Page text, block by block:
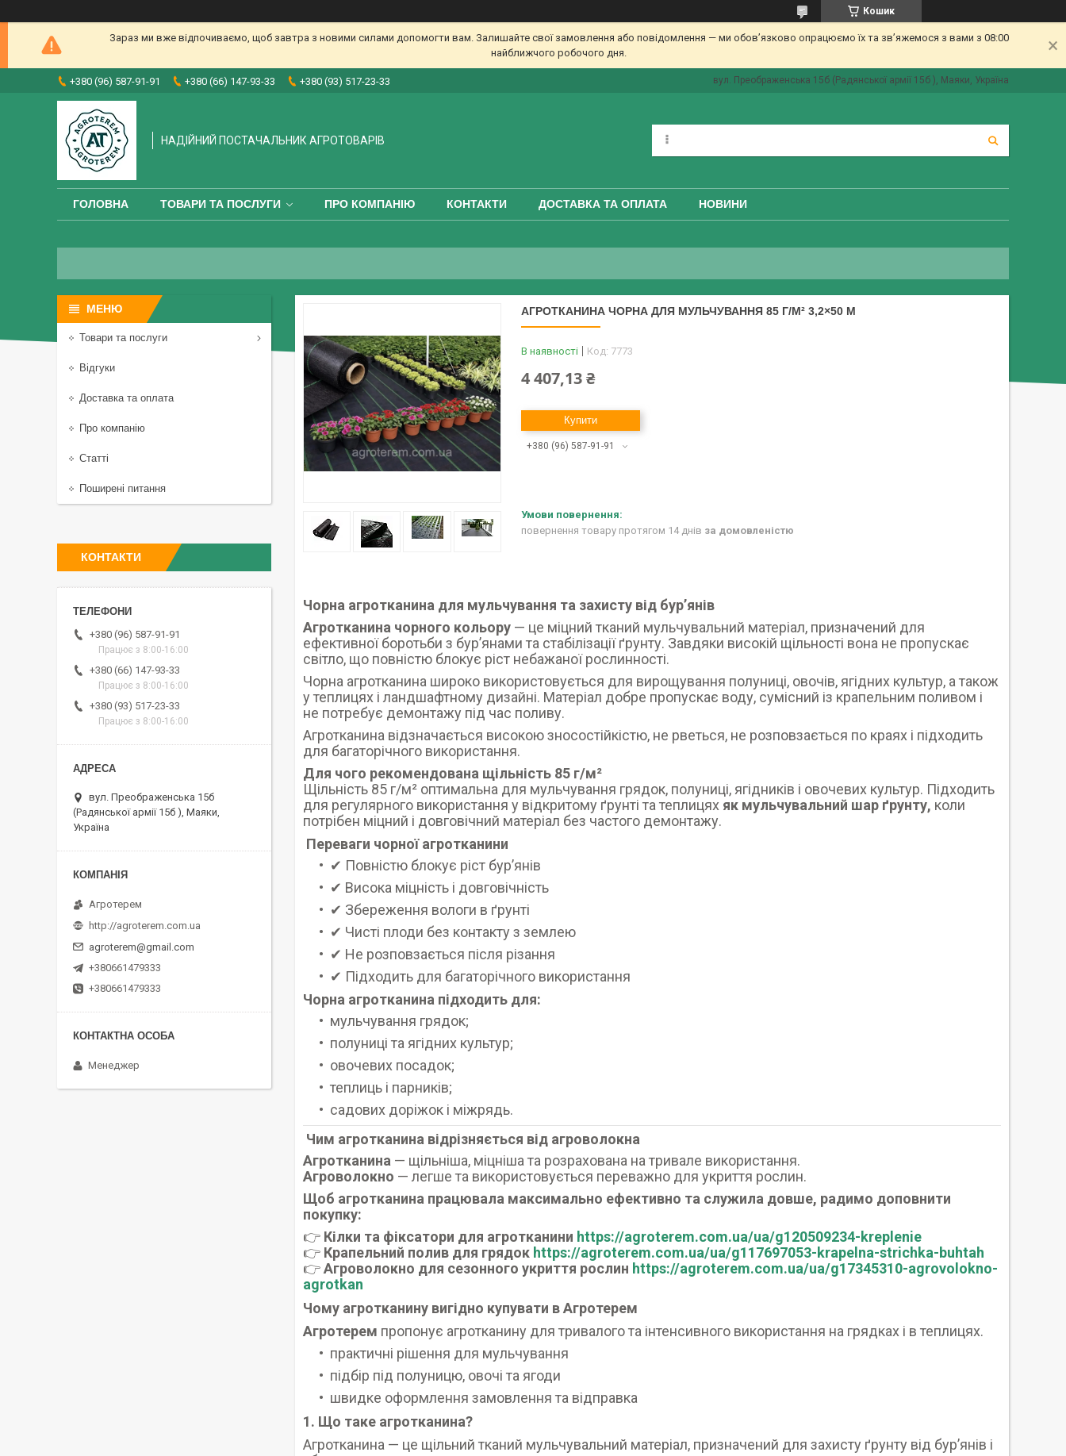
Кошик
Зараз ми вже відпочиваємо, щоб завтра з новими силами допомогти вам. Залишайте свої замовлення або повідомлення — ми обов’язково опрацюємо їх та зв’яжемося з вами з 08:00
найближчого робочого дня.
+380 (96) 587-91-91 +380 (66) 147-93-33 +380 (93) 517-23-33 вул. Преображенська 15б (Радянської армії 15б ), Маяки, Україна
НАДІЙНИЙ ПОСТАЧАЛЬНИК АГРОТОВАРІВ
ГОЛОВНА ТОВАРИ ТА ПОСЛУГИ ПРО КОМПАНІЮ КОНТАКТИ ДОСТАВКА ТА ОПЛАТА НОВИНИ
АГРОТКАНИНА ЧОРНА ДЛЯ МУЛЬЧУВАННЯ 85 Г/М² 3,2×50 М
В наявності Код: 7773
4 407,13 ₴
Купити
+380 (96) 587-91-91
повернення товару протягом 14 днів за домовленістю
Чорна агротканина для мульчування та захисту від бурʼянів
Агротканина чорного кольору — це міцний тканий мульчувальний матеріал, призначений для
ефективної боротьби з бурʼянами та стабілізації ґрунту. Завдяки високій щільності вона не пропускає
світло, що повністю блокує ріст небажаної рослинності.
Чорна агротканина широко використовується для вирощування полуниці, овочів, ягідних культур, а також
у теплицях і ландшафтному дизайні. Матеріал добре пропускає воду, сумісний із крапельним поливом і
не потребує демонтажу під час поливу.
Агротканина відзначається високою зносостійкістю, не рветься, не розповзається по краях і підходить
для багаторічного використання.
Для чого рекомендована щільність 85 г/м²
Щільність 85 г/м² оптимальна для мульчування грядок, полуниці, ягідників і овочевих культур. Підходить
для регулярного використання у відкритому ґрунті та теплицях як мульчувальний шар ґрунту, коли
потрібен міцний і довговічний матеріал без частого демонтажу.
Переваги чорної агротканини
✔ Повністю блокує ріст бурʼянів
✔ Висока міцність і довговічність
✔ Збереження вологи в ґрунті
✔ Чисті плоди без контакту з землею
✔ Не розповзається після різання
✔ Підходить для багаторічного використання
Чорна агротканина підходить для:
мульчування грядок;
полуниці та ягідних культур;
овочевих посадок;
теплиць і парників;
садових доріжок і міжрядь.
Чим агротканина відрізняється від агроволокна
Агротканина — щільніша, міцніша та розрахована на тривале використання.
Агроволокно — легше та використовується переважно для укриття рослин.
Щоб агротканина працювала максимально ефективно та служила довше, радимо доповнити
покупку:
👉 Кілки та фіксатори для агротканини https://agroterem.com.ua/ua/g120509234-kreplenie
👉 Крапельний полив для грядок https://agroterem.com.ua/ua/g117697053-krapelna-strichka-buhtah
👉Агроволокно для сезонного укриття рослин https://agroterem.com.ua/ua/g17345310-agrovolokno-
agrotkan
Чому агротканину вигідно купувати в Агротерем
Агротерем пропонує агротканину для тривалого та інтенсивного використання на грядках і в теплицях.
практичні рішення для мульчування
підбір під полуницю, овочі та ягоди
швидке оформлення замовлення та відправка
1. Що таке агротканина?
Агротканина — це щільний тканий мульчувальний матеріал, призначений для захисту ґрунту від бурʼянів і
Товари та послуги
Відгуки
Доставка та оплата
Про компанію
Статті
Поширені питання
КОНТАКТИ
+380 (96) 587-91-91
Працює з 8:00-16:00
+380 (66) 147-93-33
Працює з 8:00-16:00
+380 (93) 517-23-33
Працює з 8:00-16:00
вул. Преображенська 15б
(Радянської армії 15б ), Маяки,
Україна
Агротерем
http://agroterem.com.ua
agroterem@gmail.com
+380661479333
+380661479333
Менеджер